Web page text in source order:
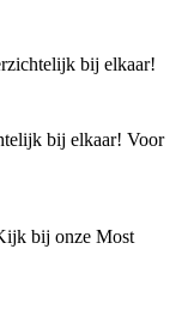
bij elkaar!
bij elkaar! Voor
bij onze Most